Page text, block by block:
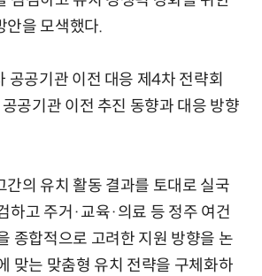
안을 모색했다.
공공기관 이전 대응 제4차 전략회
공기관 이전 추진 동향과 대응 방향
간의 유치 활동 결과를 토대로 실국
하고 주거·교육·의료 등 정주 여건
종합적으로 고려한 지원 방향을 논
맞는 맞춤형 유치 전략을 구체화하